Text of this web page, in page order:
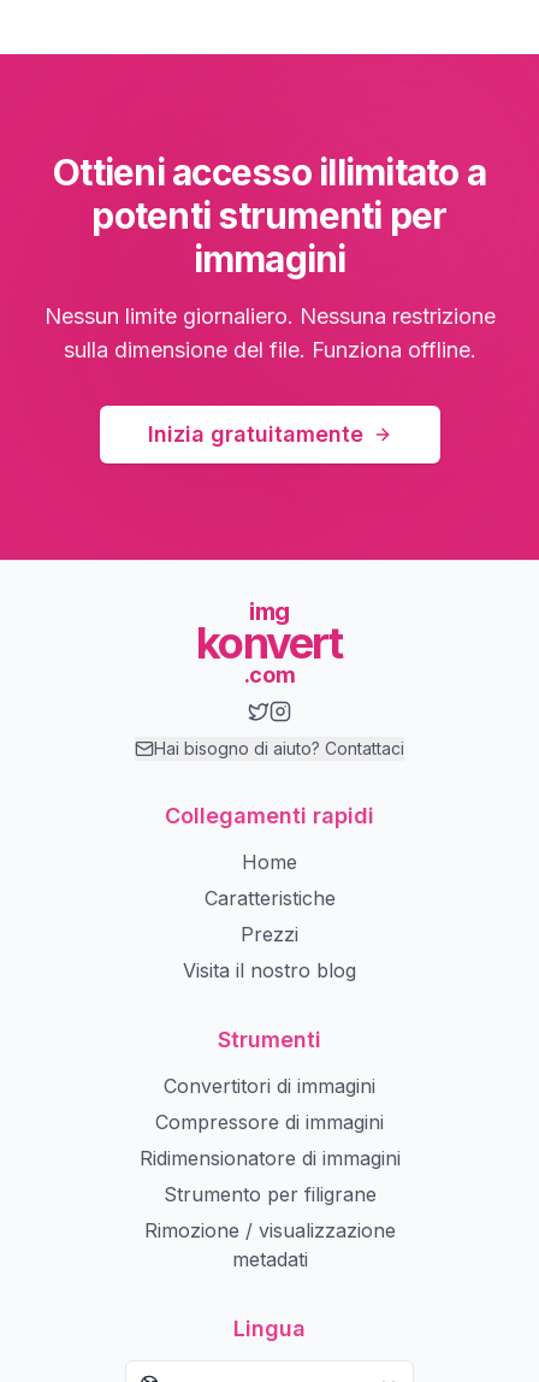
Ottieni accesso illimitato a
potenti strumenti per
immagini
Nessun limite giornaliero. Nessuna restrizione
sulla dimensione del file. Funziona offline.
Inizia gratuitamente
img
konvert
.com
Hai bisogno di aiuto? Contattaci
Collegamenti rapidi
Home
Caratteristiche
Prezzi
Visita il nostro blog
Strumenti
Convertitori di immagini
Compressore di immagini
Ridimensionatore di immagini
Strumento per filigrane
Rimozione / visualizzazione
metadati
Lingua